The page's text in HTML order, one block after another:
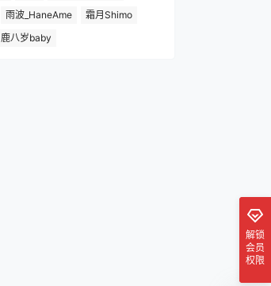
雨波_HaneAme
霜月Shimo
鹿八岁baby
解锁
会员
权限